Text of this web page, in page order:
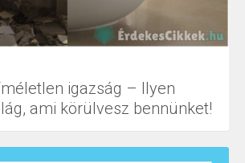
igazság – Ilyen
ami körülvesz bennünket!